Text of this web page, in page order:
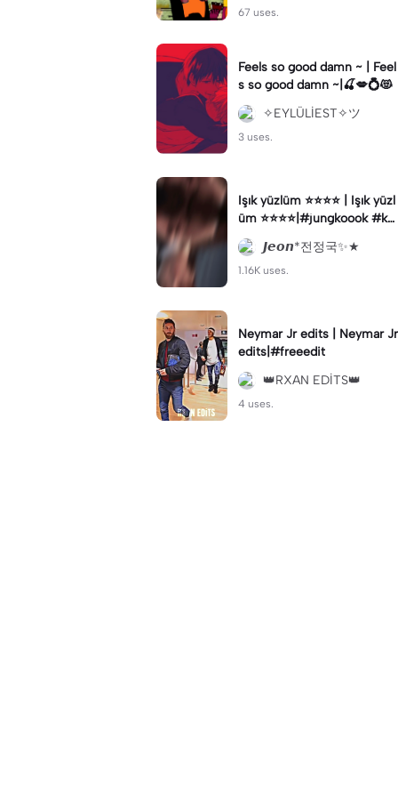
67 uses.
Feels so good damn ~ | Feel
s so good damn ~|🍒💋💍😻
✧EYLÜLİEST✧ツ
3 uses.
Işık yüzlüm ⭐️⭐️⭐️⭐️ | Işık yüzl
üm ⭐️⭐️⭐️⭐️|#jungkoook #ke
şfetbeniöneçıkart #jk#keşf
etbeniöneçıkar
𝙅𝙚𝙤𝙣*전정국✨★
1.16K uses.
Neymar Jr edits | Neymar Jr
edits|#freeedit
👑RXAN EDİTS👑
4 uses.